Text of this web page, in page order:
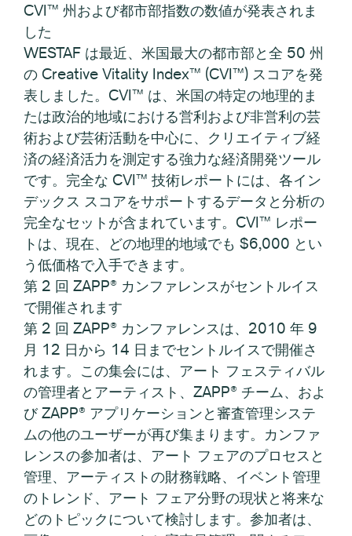
CVI™ 州および都市部指数の数値が発表されま
した
WESTAF は最近、米国最大の都市部と全 50 州
の Creative Vitality Index™ (CVI™) スコアを発
表しました。CVI™ は、米国の特定の地理的ま
たは政治的地域における営利および非営利の芸
術および芸術活動を中心に、クリエイティブ経
済の経済活力を測定する強力な経済開発ツール
です。完全な CVI™ 技術レポートには、各イン
デックス スコアをサポートするデータと分析の
完全なセットが含まれています。CVI™ レポー
トは、現在、どの地理的地域でも $6,000 とい
う低価格で入手できます。
第 2 回 ZAPP® カンファレンスがセントルイス
で開催されます
第 2 回 ZAPP® カンファレンスは、2010 年 9
月 12 日から 14 日までセントルイスで開催さ
れます。この集会には、アート フェスティバル
の管理者とアーティスト、ZAPP® チーム、およ
び ZAPP® アプリケーションと審査管理システ
ムの他のユーザーが再び集まります。カンファ
レンスの参加者は、アート フェアのプロセスと
管理、アーティストの財務戦略、イベント管理
のトレンド、アート フェア分野の現状と将来な
どのトピックについて検討します。参加者は、